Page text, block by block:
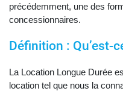
précédemment, une des
concessionnaires.
Définition : Qu’est-
La Location Longue Durée
location tel que nous la